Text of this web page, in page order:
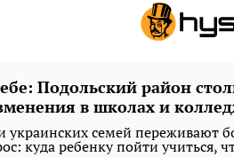
Подольский район
в школах и
украинских семей переживают
куда ребенку пойти учиться,